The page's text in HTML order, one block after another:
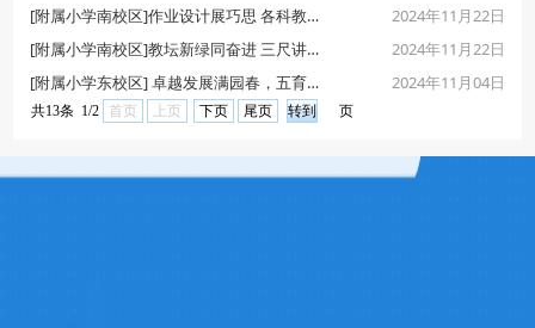
[附属小学南校区]作业设计展巧思 各科教师竞风采
2024年11月22日
[附属小学南校区]教坛新绿同奋进 三尺讲台竞芬芳
2024年11月22日
[附属小学东校区] 卓越发展满园春，五育并举硕果丰
2024年11月04日
共13条 1/2 首页 上页 下页 尾页 页